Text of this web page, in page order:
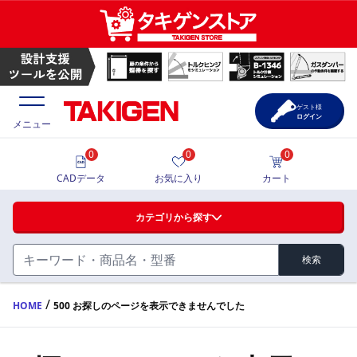
ハンドル・取手・つまみ・周辺機器
FA・A
蝶番・ステー・周辺機器
価格一覧
製品カタログ
メニュー
カテゴリから探す
検索
0
CADデータ
0
お気に入り
0
カート
ゲスト様
ログイン
HOME / 500 お探しのページを表示できませんでした